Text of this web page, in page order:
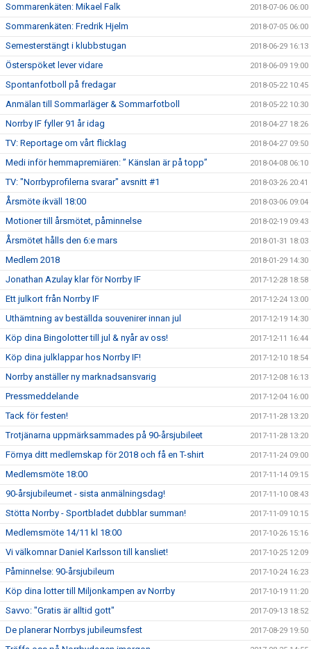
Sommarenkäten: Mikael Falk 2018-07-06 06:00
Sommarenkäten: Fredrik Hjelm 2018-07-05 06:00
Semesterstängt i klubbstugan 2018-06-29 16:13
Österspöket lever vidare 2018-06-09 19:00
Spontanfotboll på fredagar 2018-05-22 10:45
Anmälan till Sommarläger & Sommarfotboll 2018-05-22 10:30
Norrby IF fyller 91 år idag 2018-04-27 18:26
TV: Reportage om vårt flicklag 2018-04-27 09:50
Medi inför hemmapremiären: ” Känslan är på topp” 2018-04-08 06:10
TV: "Norrbyprofilerna svarar" avsnitt #1 2018-03-26 20:41
Årsmöte ikväll 18:00 2018-03-06 09:04
Motioner till årsmötet, påminnelse 2018-02-19 09:43
Årsmötet hålls den 6:e mars 2018-01-31 18:03
Medlem 2018 2018-01-29 14:30
Jonathan Azulay klar för Norrby IF 2017-12-28 18:58
Ett julkort från Norrby IF 2017-12-24 13:00
Uthämtning av beställda souvenirer innan jul 2017-12-19 14:30
Köp dina Bingolotter till jul & nyår av oss! 2017-12-11 16:44
Köp dina julklappar hos Norrby IF! 2017-12-10 18:54
Norrby anställer ny marknadsansvarig 2017-12-08 16:13
Pressmeddelande 2017-12-04 16:00
Tack för festen! 2017-11-28 13:20
Trotjänarna uppmärksammades på 90-årsjubileet 2017-11-28 13:20
Förnya ditt medlemskap för 2018 och få en T-shirt 2017-11-24 09:00
Medlemsmöte 18:00 2017-11-14 09:15
90-årsjubileumet - sista anmälningsdag! 2017-11-10 08:43
Stötta Norrby - Sportbladet dubblar summan! 2017-11-09 10:15
Medlemsmöte 14/11 kl 18:00 2017-10-26 15:16
Vi välkomnar Daniel Karlsson till kansliet! 2017-10-25 12:09
Påminnelse: 90-årsjubileum 2017-10-24 16:23
Köp dina lotter till Miljonkampen av Norrby 2017-10-19 11:20
Savvo: "Gratis är alltid gott" 2017-09-13 18:52
De planerar Norrbys jubileumsfest 2017-08-29 19:50